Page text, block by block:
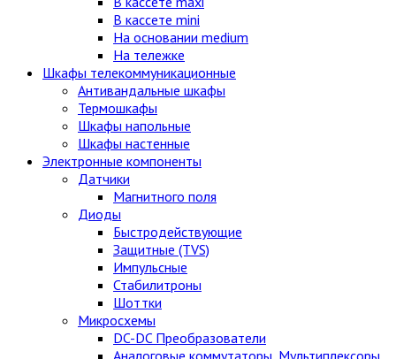
В кассете mini
На основании medium
На тележке
Шкафы телекоммуникационные
Антивандальные шкафы
Термошкафы
Шкафы напольные
Шкафы настенные
Электронные компоненты
Датчики
Магнитного поля
Диоды
Быстродействующие
Защитные (TVS)
Импульсные
Стабилитроны
Шоттки
Микросхемы
DC-DC Преобразователи
Аналоговые коммутаторы, Мультиплексоры,